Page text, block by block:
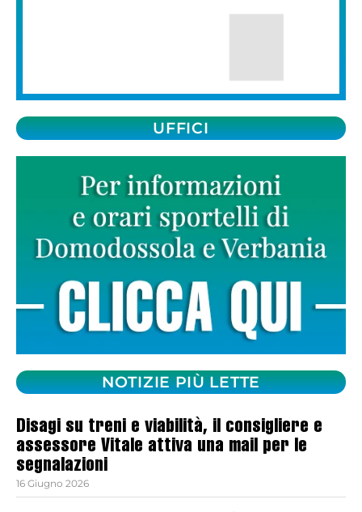
UFFICI
NOTIZIE PIÙ LETTE
Disagi su treni e viabilità, il consigliere e
assessore Vitale attiva una mail per le
segnalazioni
16 Giugno 2026